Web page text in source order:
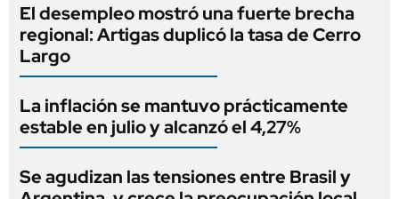
El desempleo mostró una fuerte brecha
regional: Artigas duplicó la tasa de Cerro
Largo
La inflación se mantuvo prácticamente
estable en julio y alcanzó el 4,27%
Se agudizan las tensiones entre Brasil y